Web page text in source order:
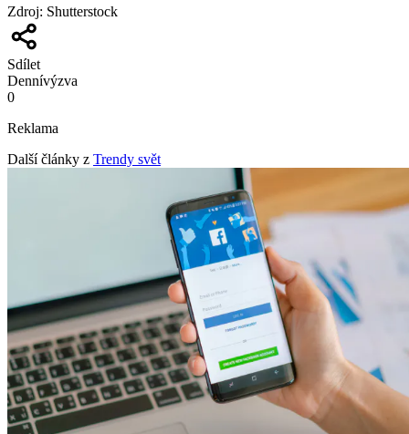
Zdroj: Shutterstock
Sdílet
Dennívýzva
0
Reklama
Další články z Trendy svět